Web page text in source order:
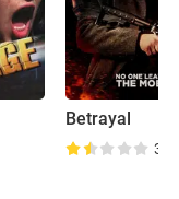
Betrayal
3.6